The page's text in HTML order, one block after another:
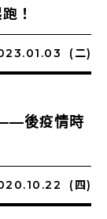
！
(二)
後疫情時
(四)